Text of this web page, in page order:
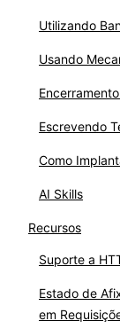
Utilizando
Usando
Escrevendo
Como
AI Skills
Recursos
Suporte a
Estado de
em